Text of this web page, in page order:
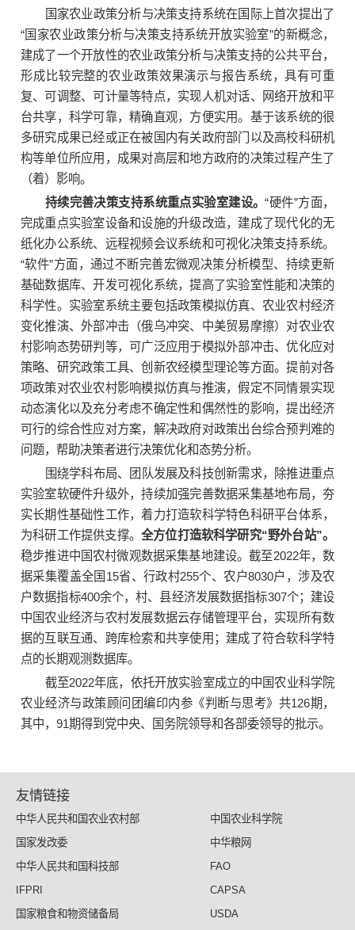
国家农业政策分析与决策支持系统在国际上首次提出了
“国家农业政策分析与决策支持系统开放实验室”的新概念，
建成了一个开放性的农业政策分析与决策支持的公共平台，
形成比较完整的农业政策效果演示与报告系统，具有可重
复、可调整、可计量等特点，实现人机对话、网络开放和平
台共享，科学可靠，精确直观，方便实用。基于该系统的很
多研究成果已经或正在被国内有关政府部门以及高校科研机
构等单位所应用，成果对高层和地方政府的决策过程产生了
（着）影响。
持续完善决策支持系统重点实验室建设。“硬件”方面，
完成重点实验室设备和设施的升级改造，建成了现代化的无
纸化办公系统、远程视频会议系统和可视化决策支持系统。
“软件”方面，通过不断完善宏微观决策分析模型、持续更新
基础数据库、开发可视化系统，提高了实验室性能和决策的
科学性。实验室系统主要包括政策模拟仿真、农业农村经济
变化推演、外部冲击（俄乌冲突、中美贸易摩擦）对农业农
村影响态势研判等，可广泛应用于模拟外部冲击、优化应对
策略、研究政策工具、创新农经模型理论等方面。提前对各
项政策对农业农村影响模拟仿真与推演，假定不同情景实现
动态演化以及充分考虑不确定性和偶然性的影响，提出经济
可行的综合性应对方案，解决政府对政策出台综合预判难的
问题，帮助决策者进行决策优化和态势分析。
围绕学科布局、团队发展及科技创新需求，除推进重点
实验室软硬件升级外，持续加强完善数据采集基地布局，夯
实长期性基础性工作，着力打造软科学特色科研平台体系，
为科研工作提供支撑。 全方位打造软科学研究“野外台站”。
稳步推进中国农村微观数据采集基地建设。截至2022年，数
据采集覆盖全国15省、行政村255个、农户8030户，涉及农
户数据指标400余个，村、县经济发展数据指标307个；建设
中国农业经济与农村发展数据云存储管理平台，实现所有数
据的互联互通、跨库检索和共享使用；建成了符合软科学特
点的长期观测数据库。
截至2022年底，依托开放实验室成立的中国农业科学院
农业经济与政策顾问团编印内参《判断与思考》共126期，
其中，91期得到党中央、国务院领导和各部委领导的批示。
友情链接
中华人民共和国农业农村部
中国农业科学院
国家发改委
中华粮网
中华人民共和国科技部
FAO
IFPRI
CAPSA
国家粮食和物资储备局
USDA